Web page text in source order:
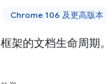
Chrome 106 及更高版本
框架的文档生命周期。